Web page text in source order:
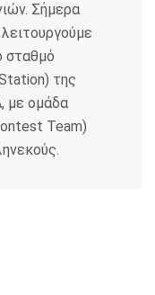
Σήμερα
σταθμό
της
με ομάδα
Team)